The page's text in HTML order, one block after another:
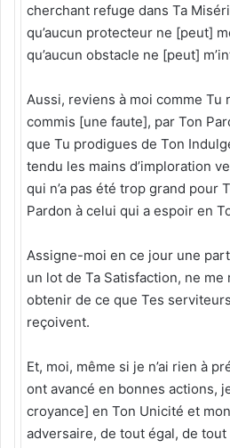
cherchant refuge dans Ta
qu’aucun protecteur ne [peut]
qu’aucun obstacle ne [peut]
Aussi, reviens à moi comme Tu
commis [une faute], par Ton
que Tu prodigues de Ton
tendu les mains d’imploration
qui n’a pas été trop grand pour
Pardon à celui qui a espoir en
Assigne-moi en ce jour une
un lot de Ta Satisfaction, ne
obtenir de ce que Tes
reçoivent.
Et, moi, même si je n’ai rien à
ont avancé en bonnes actions,
croyance] en Ton Unicité et
adversaire, de tout égal, de tout